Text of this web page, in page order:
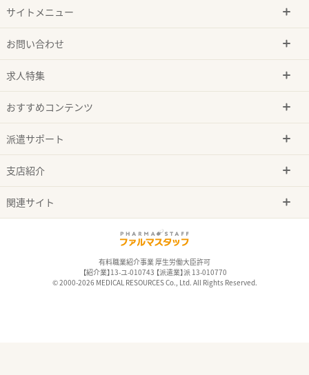
サイトメニュー
お問い合わせ
求人特集
おすすめコンテンツ
派遣サポート
支店紹介
関連サイト
有料職業紹介事業 厚生労働大臣許可
【紹介業】13-ユ-010743 【派遣業】派 13-010770
© 2000-2026 MEDICAL RESOURCES Co., Ltd. All Rights Reserved.